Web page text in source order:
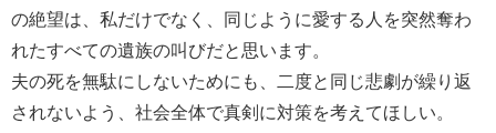
の絶望は、私だけでなく、同じように愛する人を突然奪わ
れたすべての遺族の叫びだと思います。
夫の死を無駄にしないためにも、二度と同じ悲劇が繰り返
されないよう、社会全体で真剣に対策を考えてほしい。